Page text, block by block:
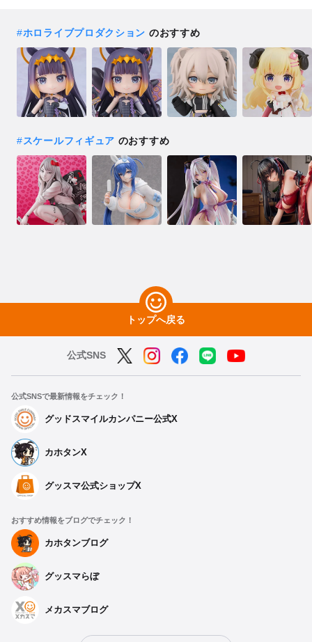
#ホロライブプロダクション のおすすめ
#スケールフィギュア のおすすめ
トップへ戻る
公式SNS
公式SNSで最新情報をチェック！
グッドスマイルカンパニー公式X
カホタンX
グッスマ公式ショップX
おすすめ情報をブログでチェック！
カホタンブログ
グッスマらぼ
メカスマブログ